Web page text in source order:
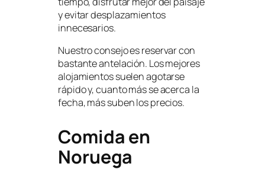
y evitar desplazamientos
innecesarios.
Nuestro consejo es reservar con
bastante antelación. Los mejores
alojamientos suelen agotarse
rápido y, cuanto más se acerca la
fecha, más suben los precios.
Comida en
Noruega